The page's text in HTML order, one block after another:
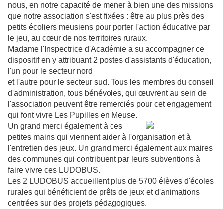
nous, en notre capacité de mener à bien une des missions
que notre association s'est fixées : être au plus près des
petits écoliers meusiens pour porter l'action éducative par
le jeu, au cœur de nos territoires ruraux.
Madame l'Inspectrice d'Académie a su accompagner ce
dispositif en y attribuant 2 postes d'assistants d'éducation,
l'un pour le secteur nord
et l'autre pour le secteur sud. Tous les membres du conseil
d'administration, tous bénévoles, qui œuvrent au sein de
l'association peuvent être remerciés pour cet engagement
qui font vivre Les Pupilles en Meuse.
Un grand merci également à ces
petites mains qui viennent aider à l'organisation et à
l'entretien des jeux. Un grand merci également aux maires
des communes qui contribuent par leurs subventions à
faire vivre ces LUDOBUS.
Les 2 LUDOBUS accueillent plus de 5700 élèves d'écoles
rurales qui bénéficient de prêts de jeux et d'animations
centrées sur des projets pédagogiques.